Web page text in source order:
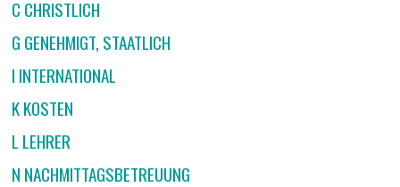
C CHRISTLICH
G GENEHMIGT, STAATLICH
I INTERNATIONAL
K KOSTEN
L LEHRER
N NACHMITTAGSBETREUUNG